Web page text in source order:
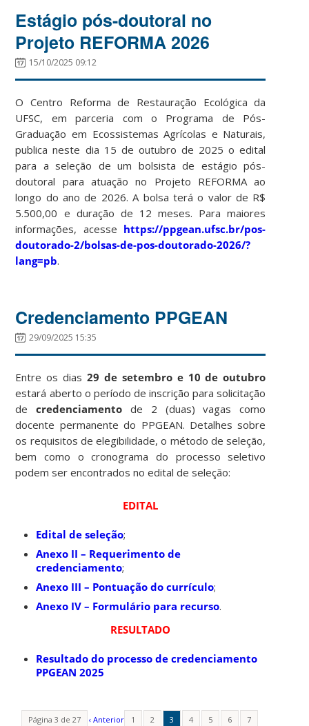
Estágio pós-doutoral no
Projeto REFORMA 2026
15/10/2025 09:12
O Centro Reforma de Restauração Ecológica da
UFSC, em parceria com o Programa de Pós-
Graduação em Ecossistemas Agrícolas e Naturais,
publica neste dia 15 de outubro de 2025 o edital
para a seleção de um bolsista de estágio pós-
doutoral para atuação no Projeto REFORMA ao
longo do ano de 2026. A bolsa terá o valor de R$
5.500,00 e duração de 12 meses. Para maiores
informações, acesse https://ppgean.ufsc.br/pos-
doutorado-2/bolsas-de-pos-doutorado-2026/?
lang=pb.
Credenciamento PPGEAN
29/09/2025 15:35
Entre os dias 29 de setembro e 10 de outubro
estará aberto o período de inscrição para solicitação
decredenciamento de 2 (duas) vagas como
docente permanente do PPGEAN. Detalhes sobre
os requisitos de elegibilidade, o método de seleção,
bem como o cronograma do processo seletivo
podem ser encontrados no edital de seleção:
EDITAL
Edital de seleção;
Anexo II – Requerimento de
credenciamento;
Anexo III – Pontuação do currículo;
Anexo IV – Formulário para recurso.
RESULTADO
Resultado do processo de credenciamento
PPGEAN 2025
Página 3 de 27 ‹ Anterior 1 2 3 4 5 6
7